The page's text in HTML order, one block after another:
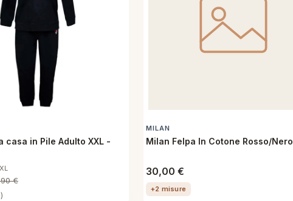
casa in Pile Adulto XXL -
€
MILAN
Milan Felpa In Cotone Rosso/Nero
30,00 €
+2 misure